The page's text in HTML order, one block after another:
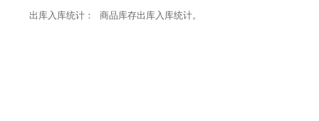
出库入库统计： 商品库存出库入库统计。